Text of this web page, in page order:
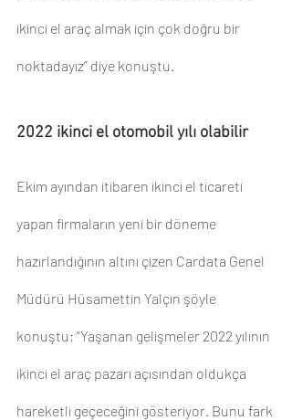
ikinci el araç almak için çok doğru bir
noktadayız” diye konuştu.
2022 ikinci el otomobil yılı olabilir
Ekim ayından itibaren ikinci el ticareti
yapan firmaların yeni bir döneme
hazırlandığının altını çizen Cardata Genel
Müdürü Hüsamettin Yalçın şöyle
konuştu; “Yaşanan gelişmeler 2022 yılının
ikinci el araç pazarı açısından oldukça
hareketli geçeceğini gösteriyor. Bunu fark